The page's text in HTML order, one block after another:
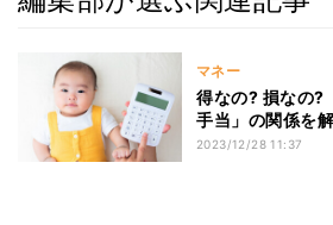
マネー
得なの? 損なの?
手当」の関係を
2023/12/28 11:37